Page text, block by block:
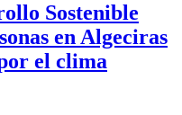
Sostenible
en Algeciras
el clima